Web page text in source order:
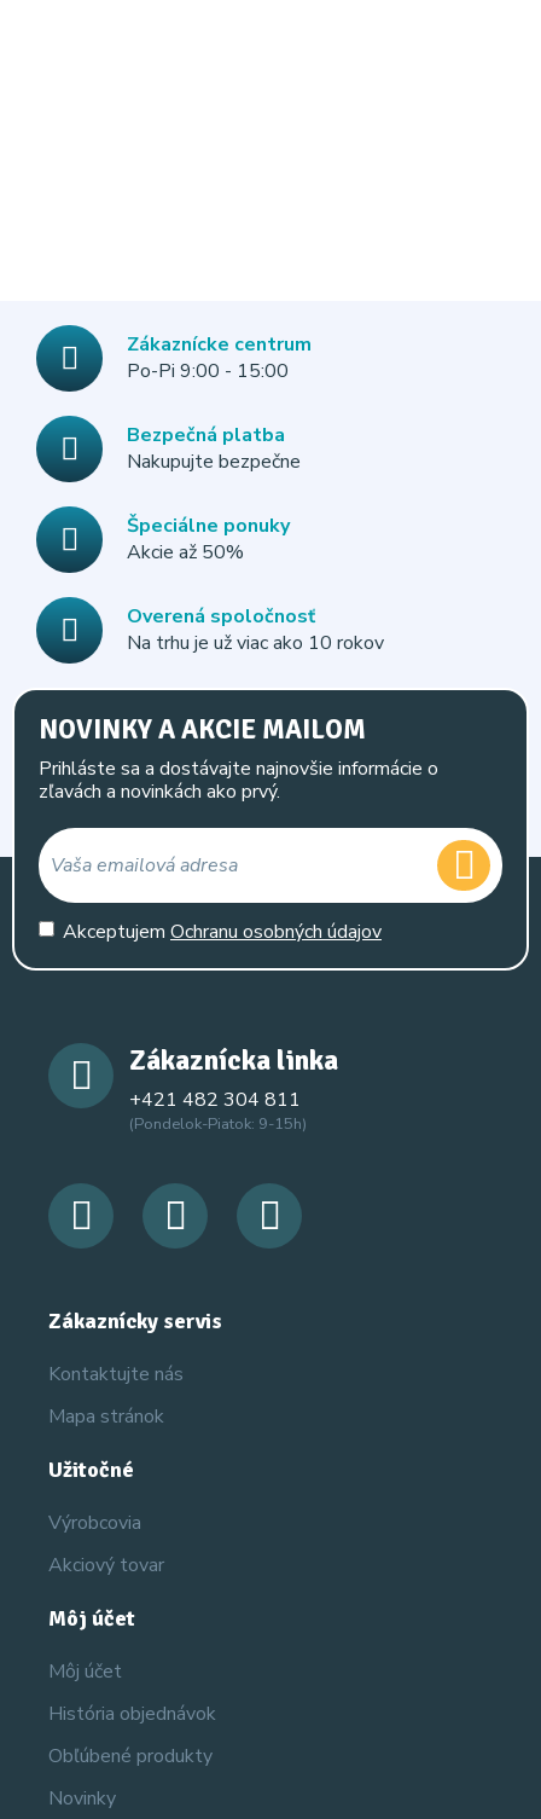
Zákaznícke centrum
Po-Pi 9:00 - 15:00
Bezpečná platba
Nakupujte bezpečne
Špeciálne ponuky
Akcie až 50%
Overená spoločnosť
Na trhu je už viac ako 10 rokov
NOVINKY A AKCIE MAILOM
Prihláste sa a dostávajte najnovšie informácie o
zľavách a novinkách ako prvý.
Akceptujem Ochranu osobných údajov
Zákaznícka linka
+421 482 304 811
(Pondelok-Piatok: 9-15h)
Zákaznícky servis
Kontaktujte nás
Mapa stránok
Užitočné
Výrobcovia
Akciový tovar
Môj účet
Môj účet
História objednávok
Obľúbené produkty
Novinky